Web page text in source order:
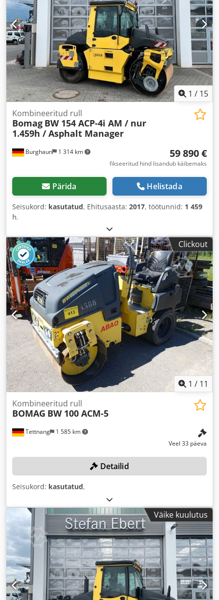
1 / 15
Burghaun 1 314 km
Kombineeritud rull
Bomag BW 154 ACP-4i AM / nur
1.459h / Asphalt Manager
59 890 €
fikseeritud hind lisandub käibemaks
Pärida Helistada
Seisukord: kasutatud, Ehitusaasta: 2017, töötunnid: 1 459
h,
Clickout
1 / 11
Tettnang 1 585 km
Kombineeritud rull
BOMAG BW 100 ACM-5
Veel 33 päeva
Detailid
Seisukord: kasutatud,
Väike kuulutus